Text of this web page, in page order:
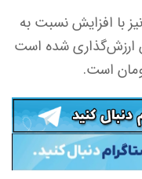
با افزایش نسبت به
۱۹ هزار و ۶۰۹ تومان ارزش‌گذاری شده است